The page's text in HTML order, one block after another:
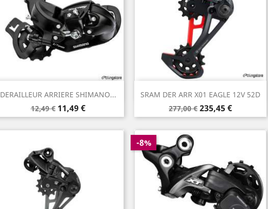
DERAILLEUR ARRIERE SHIMANO...
Prix
de
base
12,49 € Prix
11,49 €
Aperçu rapide SRAM DER ARR X01 EAGLE 12V 52D
Prix
de
base
277,00 € Prix
235,45 €
 Aperçu rapide
-8%